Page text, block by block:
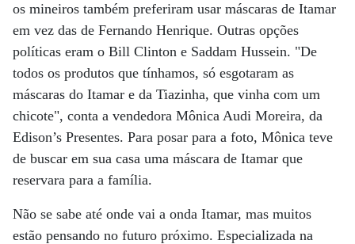
os mineiros também preferiram usar máscaras de Itamar
em vez das de Fernando Henrique. Outras opções
políticas eram o Bill Clinton e Saddam Hussein. "De
todos os produtos que tínhamos, só esgotaram as
máscaras do Itamar e da Tiazinha, que vinha com um
chicote", conta a vendedora Mônica Audi Moreira, da
Edison’s Presentes. Para posar para a foto, Mônica teve
de buscar em sua casa uma máscara de Itamar que
reservara para a família.
Não se sabe até onde vai a onda Itamar, mas muitos
estão pensando no futuro próximo. Especializada na